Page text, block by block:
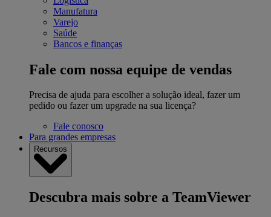
Manufatura
Varejo
Saúde
Bancos e finanças
Fale com nossa equipe de vendas
Precisa de ajuda para escolher a solução ideal, fazer um
pedido ou fazer um upgrade na sua licença?
Fale conosco
Para grandes empresas
Recursos
Descubra mais sobre a TeamViewer